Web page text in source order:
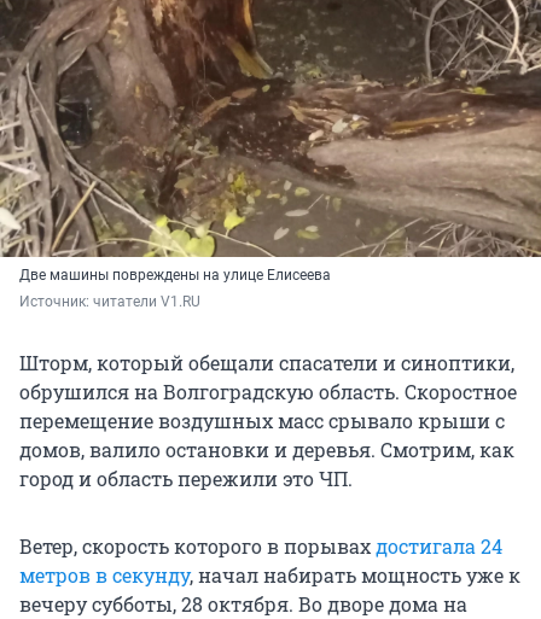
Две машины повреждены на улице Елисеева
Источник: читатели V1.RU
Шторм, который обещали спасатели и синоптики,
обрушился на Волгоградскую область. Скоростное
перемещение воздушных масс срывало крыши с
домов, валило остановки и деревья. Смотрим, как
город и область пережили это ЧП.
Ветер, скорость которого в порывахдостигала 24
метров в секунду, начал набирать мощность уже к
вечеру субботы, 28 октября. Во дворе дома на